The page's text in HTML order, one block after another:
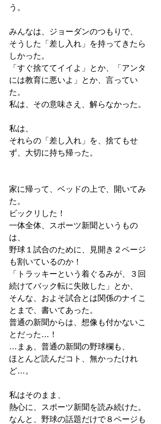
う。
みんなは、ジョーダンのつもりで、
そうした「差し入れ」を持ってきたら
しかった。
「すぐ捨ててイイよ」とか、「アンタ
には教育に悪いよ」とか、言ってい
た。
私は、その意味さえ、解らなかった。
私は、
それらの「差し入れ」を、捨てもせ
ず、大切に持ち帰った。
家に帰って、ベッドの上で、開いてみ
た。
ビックリした！
一体全体、スポーツ新聞というもの
は、
野球１試合のために、見開き２ページ
も割いているのか！
「トラッキーという着ぐるみが、３回
続けてバック転に失敗した」とか、
そんな、およそ試合とは関係のナイこ
とまで、書いてあった。
普通の新聞からは、想像も付かないこ
とだった…！
…まぁ、普通の新聞の野球欄も、
ほとんど読んだコト、無かったけれ
ど…。
私はそのまま、
熱心に、スポーツ新聞を読み続けた。
なんと、野球の話題だけで８ページも